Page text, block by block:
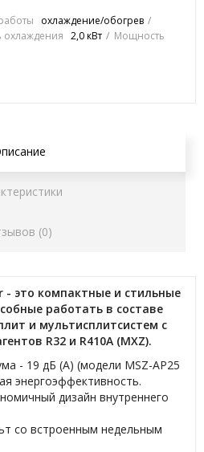
охлаждение/обогрев
2,0 кВт
Мощность
(0)
- это компактные и стильные
работать в составе
и мультисплитсистем с
R32 и R410A (MXZ).
- 19 дБ (А) (модели MSZ-AP25
энергоэффективность.
дизайн внутреннего
со встроенным недельным